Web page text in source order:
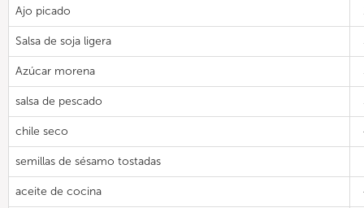
Ajo picado
Salsa de soja ligera
Azúcar morena
salsa de pescado
chile seco
semillas de sésamo tostadas
aceite de cocina